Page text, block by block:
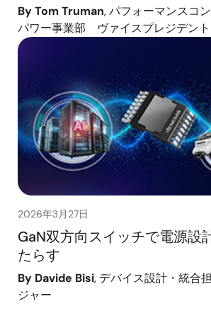
By Tom Truman, パフォーマンスコ
パワー事業部 ヴァイスプレジデント
2026年3月27日
GaN双方向スイッチで電源設
たらす
By Davide Bisi, デバイス設計・統合
ジャー